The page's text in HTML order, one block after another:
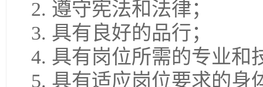
2. 遵守宪法和法律；
3. 具有良好的品行；
4. 具有岗位所需的专业和
5. 具有适应岗位要求的身